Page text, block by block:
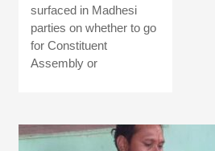
surfaced in Madhesi
parties on whether to go
for Constituent
Assembly or